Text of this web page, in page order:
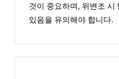
것이 중요하며, 위변조 시
있음을 유의해야 합니다.